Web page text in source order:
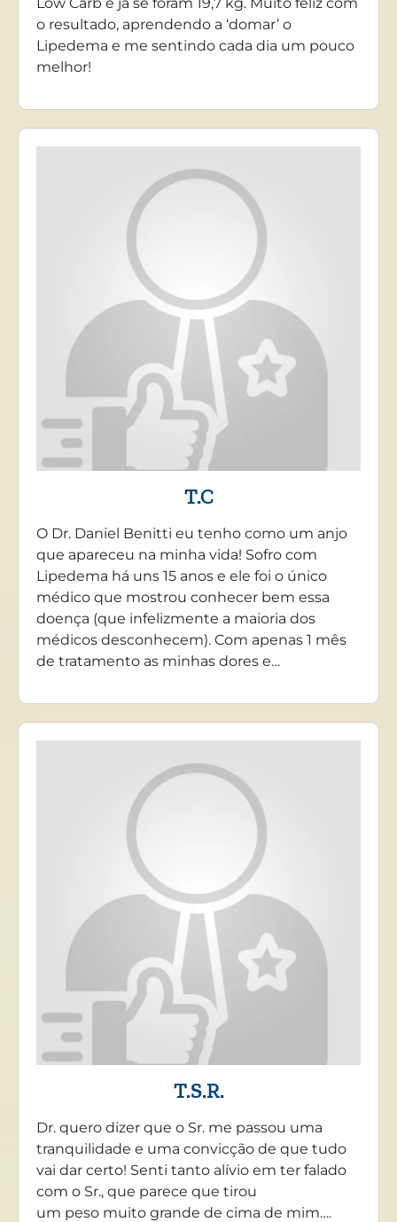
o resultado, aprendendo a ‘domar’ o
Lipedema e me sentindo cada dia um pouco
melhor!
T.C
O Dr. Daniel Benitti eu tenho como um anjo
que apareceu na minha vida! Sofro com
Lipedema há uns 15 anos e ele foi o único
médico que mostrou conhecer bem essa
doença (que infelizmente a maioria dos
médicos desconhecem). Com apenas 1 mês
de tratamento as minhas dores e…
T.S.R.
Dr. quero dizer que o Sr. me passou uma
tranquilidade e uma convicção de que tudo
vai dar certo! Senti tanto alívio em ter falado
com o Sr., que parece que tirou
um peso muito grande de cima de mim….